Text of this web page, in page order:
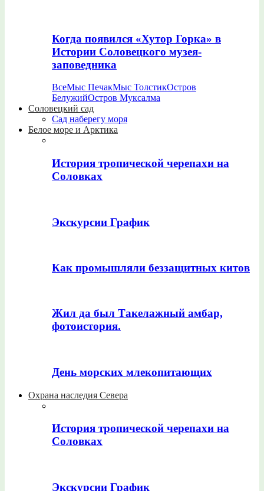
Когда появился «Хутор Горка» в
Истории Соловецкого музея-
заповедника
ВсеМыс ПечакМыс ТолстикОстров
БелужийОстров Муксалма
Соловецкий сад
Сад наберегу моря
Белое море и Арктика
История тропической черепахи на
Соловках
Экскурсии График
Как промышляли беззащитных китов
Жил да был Такелажный амбар,
фотоистория.
День морских млекопитающих
Охрана наследия Севера
История тропической черепахи на
Соловках
Экскурсии График